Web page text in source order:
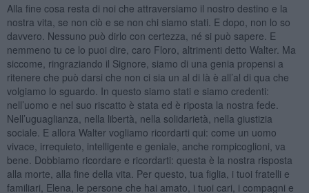
Alla fine cosa resta di noi che attraversiamo il nostro destino e la
nostra vita, se non ciò e se non chi siamo stati. E dopo, non lo so
davvero. Nessuno può dirlo con certezza, né si può sapere. E
nemmeno tu ce lo puoi dire, caro Floro, altrimenti detto Walter. Ma
siccome, ringraziando il Signore, siamo di una genia propensi a
ritenere che può darsi che non ci sia un al di là è all’al di qua che
volgiamo lo sguardo. In questo siamo stati e siamo credenti:
nell’uomo e nel suo riscatto è stata ed è riposta la nostra fede.
Nell’uguaglianza, nella libertà, nella solidarietà, nella giustizia
sociale. E allora Walter vogliamo ricordarti qui: come un uomo
vivace, irrequieto, intelligente e geniale, anche rompicoglioni, va
bene. Dobbiamo ricordare e ricordarti: questa è la nostra risposta
alla morte, alla fine della vita. Per questo, tua figlia, i tuoi fratelli e
familiari, Elena, le persone che hai amato, i tuoi cari, i compagni e